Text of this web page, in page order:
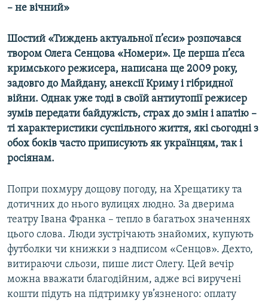
Усі сайти RFE/RL
– не вічний»
Шостий «Тиждень актуальної п’єси» розпочався
твором Олега Сенцова «Номери». Це перша п’єса
кримського режисера, написана ще 2009 року,
задовго до Майдану, анексії Криму і гібридної
війни. Однак уже тоді в своїй антиутопії режисер
зумів передати байдужість, страх до змін і апатію –
ті характеристики суспільного життя, які сьогодні з
обох боків часто приписують як українцям, так і
росіянам.
Попри похмуру дощову погоду, на Хрещатику та
дотичних до нього вулицях людно. За дверима
театру Івана Франка – тепло в багатьох значеннях
цього слова. Люди зустрічають знайомих, купують
футболки чи книжки з надписом «Сенцов». Дехто,
витираючи сльози, пише лист Олегу. Цей вечір
можна вважати благодійним, адже всі виручені
кошти підуть на підтримку ув’язненого: оплату